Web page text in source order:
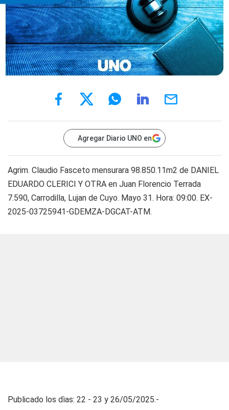
Agregar Diario UNO en
Agrim. Claudio Fasceto mensurara 98.850.11m2 de DANIEL
EDUARDO CLERICI Y OTRA en Juan Florencio Terrada
7.590, Carrodilla, Lujan de Cuyo. Mayo 31. Hora: 09:00. EX-
2025-03725941-GDEMZA-DGCAT-ATM.
Publicado los dìas: 22 - 23 y 26/05/2025.-